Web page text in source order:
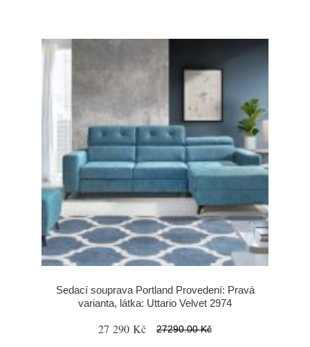
Sedací souprava Portland Provedení: Pravá
varianta, látka: Uttario Velvet 2974
27 290 Kč 27290.00 Kč